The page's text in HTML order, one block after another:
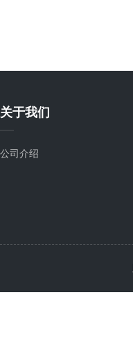
关于我们
公司介绍